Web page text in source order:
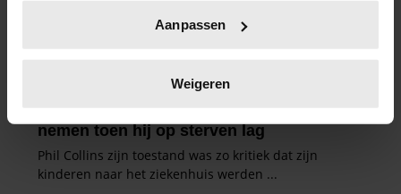
scannen op specifieke eigenschappen (fingerprinting)
verwerkt en stel uw voorkeuren in het
intrekken in de Cookieverklaring.
We gebruiken cookies om content en advertenties te
Aanpassen
Weigeren